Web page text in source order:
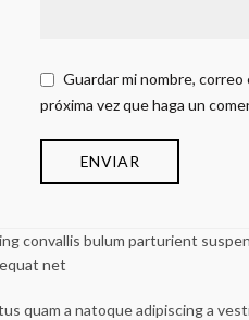
Guardar mi nombre,
próxima vez que haga un
convallis bulum parturient
net
quam a natoque adipiscing a